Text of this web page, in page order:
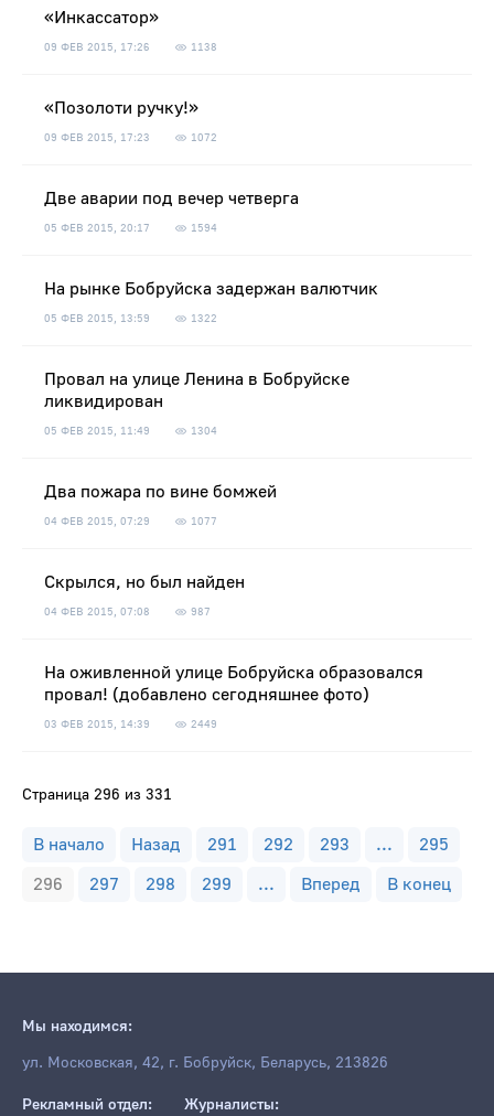
«Инкассатор»
09 ФЕВ 2015, 17:26 1138
«Позолоти ручку!»
09 ФЕВ 2015, 17:23 1072
Две аварии под вечер четверга
05 ФЕВ 2015, 20:17 1594
На рынке Бобруйска задержан валютчик
05 ФЕВ 2015, 13:59 1322
Провал на улице Ленина в Бобруйске
ликвидирован
05 ФЕВ 2015, 11:49 1304
Два пожара по вине бомжей
04 ФЕВ 2015, 07:29 1077
Скрылся, но был найден
04 ФЕВ 2015, 07:08 987
На оживленной улице Бобруйска образовался
провал! (добавлено сегодняшнее фото)
03 ФЕВ 2015, 14:39 2449
Страница 296 из 331
В начало Назад 291 292 293 ...
295
296
297 298 299 ... Вперед В конец
Мы находимся:
ул. Московская, 42, г. Бобруйск, Беларусь, 213826
Рекламный отдел: Журналисты: